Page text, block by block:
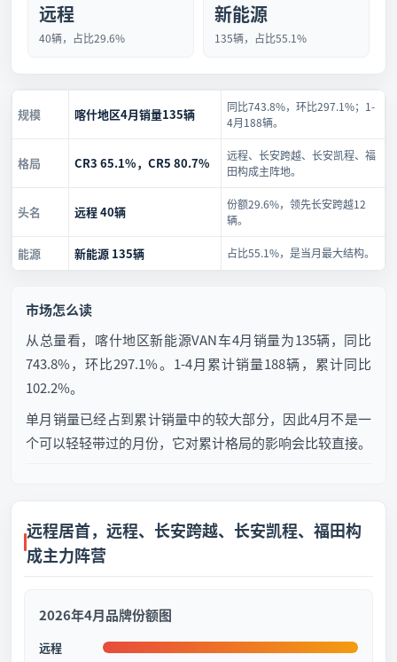
远程
40辆，占比29.6%
新能源
135辆，占比55.1%
规模 喀什地区4月销量135辆
同比743.8%，环比297.1%；1-
4月188辆。
格局 CR3 65.1%，CR5 80.7%
远程、长安跨越、长安凯程、福
田构成主阵地。
头名 远程 40辆
份额29.6%，领先长安跨越12
辆。
能源 新能源 135辆 占比55.1%，是当月最大结构。
市场怎么读
从总量看，喀什地区新能源VAN车4月销量为135辆，同比
743.8%，环比297.1%。1-4月累计销量188辆，累计同比
102.2%。
单月销量已经占到累计销量中的较大部分，因此4月不是一
个可以轻轻带过的月份，它对累计格局的影响会比较直接。
远程居首，远程、长安跨越、长安凯程、福田构
成主力阵营
2026年4月品牌份额图
远程